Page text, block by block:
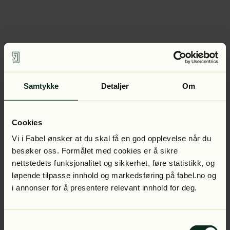
Samtykke Detaljer Om
Cookies
Vi i Fabel ønsker at du skal få en god opplevelse når du
besøker oss. Formålet med cookies er å sikre
nettstedets funksjonalitet og sikkerhet, føre statistikk, og
løpende tilpasse innhold og markedsføring på fabel.no og
i annonser for å presentere relevant innhold for deg.